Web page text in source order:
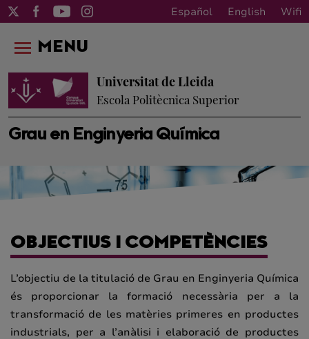
Español English Wifi
Grau en Enginyeria Química
Universitat de Lleida
Escola Politècnica Superior
MENU
OBJECTIUS I COMPETÈNCIES
L’objectiu de la titulació de Grau en Enginyeria Química
és proporcionar la formació necessària per a la
transformació de les matèries primeres en productes
industrials, per a l’anàlisi i elaboració de productes